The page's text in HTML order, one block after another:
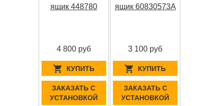
ящик 448780
4 800 руб
КУПИТЬ
ЗАКАЗАТЬ С
УСТАНОВКОЙ
ящик 60830573A
3 100 руб
КУПИТЬ
ЗАКАЗАТЬ С
УСТАНОВКОЙ